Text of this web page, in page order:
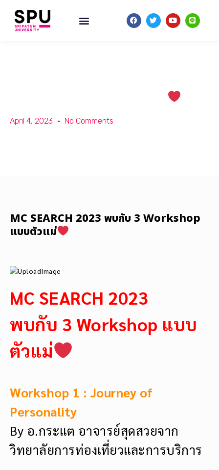
April 4, 2023 No Comments
MC SEARCH 2023 พบกับ 3 Workshop
แบบตัวแม่
MC SEARCH 2023
พบกับ 3 Workshop แบบ
ตัวแม่
Workshop 1 : Journey of
Personality
By อ.กระแต อาจารย์สุดสวยจาก
วิทยาลัยการท่องเที่ยวและการบริการ